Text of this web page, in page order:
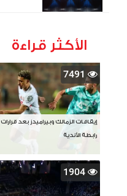
الأكثر قراءة
7491
إيقافات الزمالك وبيراميدز بعد قرارات
رابطة الأندية
1904